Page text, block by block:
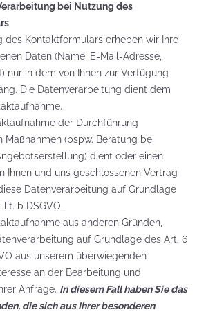
bei Nutzung des
des Kontaktformulars erheben wir Ihre
Daten (Name, E-Mail-Adresse,
nur in dem von Ihnen zur Verfügung
Die Datenverarbeitung dient dem
der Durchführung
Maßnahmen (bspw. Beratung bei
dient oder einen
Ihnen und uns geschlossenen Vertrag
Datenverarbeitung auf Grundlage
lit. b DSGVO.
aus anderen Gründen,
auf Grundlage des Art. 6
aus unserem überwiegenden
an der Bearbeitung und
Anfrage. In diesem Fall haben Sie das
die sich aus Ihrer besonderen